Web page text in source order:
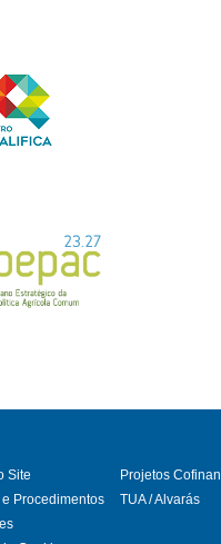
Site
e Procedimentos
Projetos
TUA / Alvarás